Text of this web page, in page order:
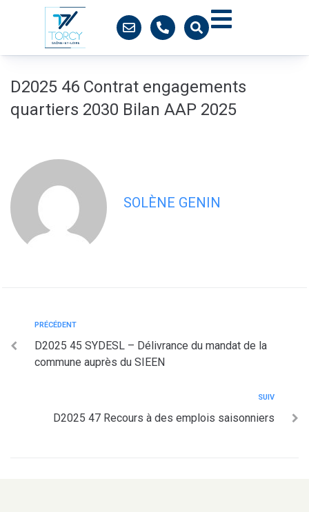
D2025 46 Contrat engagements
quartiers 2030 Bilan AAP 2025
SOLÈNE GENIN
PRÉCÉDENT
D2025 45 SYDESL – Délivrance du mandat de la
commune auprès du SIEEN
SUIV
D2025 47 Recours à des emplois saisonniers